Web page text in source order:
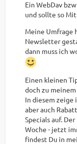
Ein WebDav
und sollte so
Meine Umfrage
Newsletter
dann muss ich
Einen kleinen
doch zu
In diesem zeige
aber auch
Specials auf.
Woche - jetzt
findest Du in